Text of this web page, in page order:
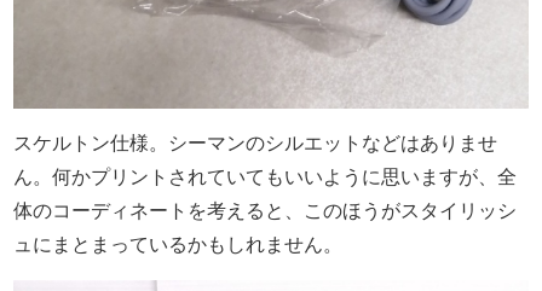
スケルトン仕様。シーマンのシルエットなどはありませ
ん。何かプリントされていてもいいように思いますが、全
体のコーディネートを考えると、このほうがスタイリッシ
ュにまとまっているかもしれません。